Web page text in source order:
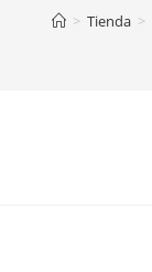
> Tienda >